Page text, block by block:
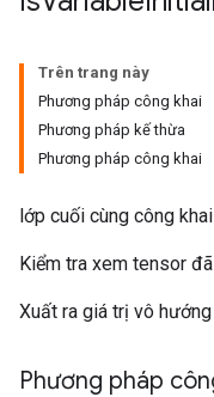
Trên trang này
Phương pháp công khai
Phương pháp kế thừa
Phương pháp công khai
lớp cuối cùng công khai
Kiểm tra xem tensor
Xuất ra giá trị vô
Phương pháp